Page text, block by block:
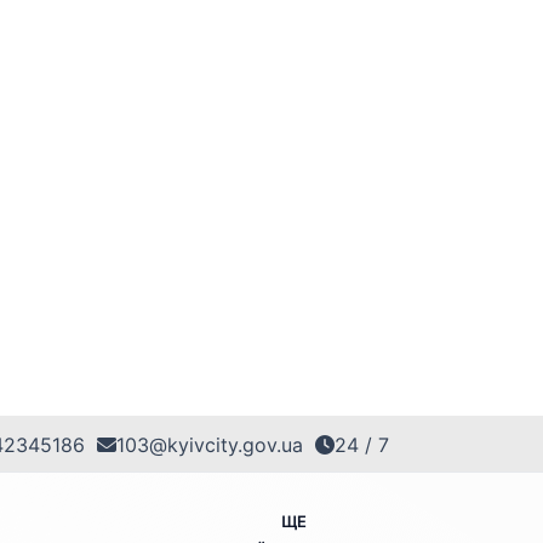
103@kyivcity.gov.ua 24 / 7
ЩЕ